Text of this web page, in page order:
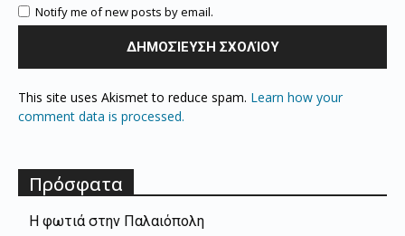
Notify me of new posts by email.
This site uses Akismet to reduce spam. Learn how your
comment data is processed.
Πρόσφατα
Η φωτιά στην Παλαιόπολη